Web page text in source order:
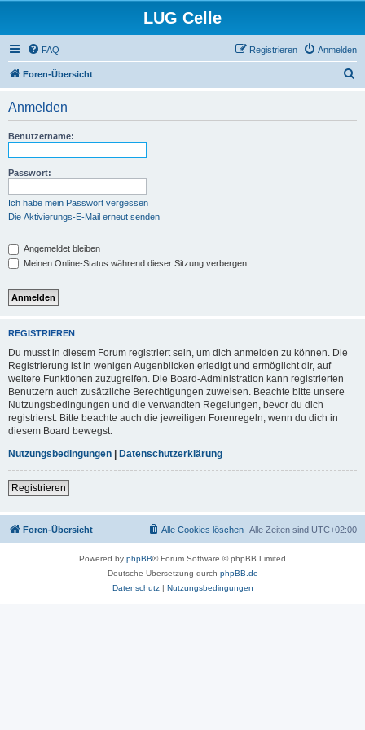
LUG Celle
FAQ Anmelden
Registrieren
Foren-Übersicht
Anmelden
Benutzername:
Passwort:
Ich habe mein Passwort vergessen
Die Aktivierungs-E-Mail erneut senden
Angemeldet bleiben
Meinen Online-Status während dieser Sitzung verbergen
REGISTRIEREN
Du musst in diesem Forum registriert sein, um dich anmelden zu können. Die
Registrierung ist in wenigen Augenblicken erledigt und ermöglicht dir, auf
weitere Funktionen zuzugreifen. Die Board-Administration kann registrierten
Benutzern auch zusätzliche Berechtigungen zuweisen. Beachte bitte unsere
Nutzungsbedingungen und die verwandten Regelungen, bevor du dich
registrierst. Bitte beachte auch die jeweiligen Forenregeln, wenn du dich in
diesem Board bewegst.
Nutzungsbedingungen | Datenschutzerklärung
Registrieren
Foren-Übersicht Alle Zeiten sind UTC+02:00
Alle Cookies löschen
Powered by phpBB® Forum Software © phpBB Limited
Deutsche Übersetzung durch phpBB.de
Datenschutz| Nutzungsbedingungen